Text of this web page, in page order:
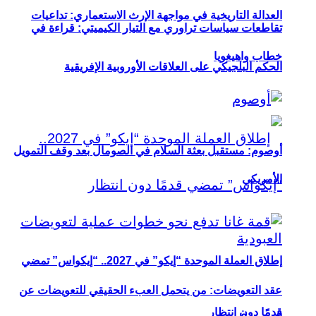
العدالة التاريخية في مواجهة الإرث الاستعماري: تداعيات
الحكم البلجيكي على العلاقات الأوروبية الإفريقية
إطلاق العملة الموحدة “إيكو” في 2027.. “إيكواس” تمضي
قدمًا دون انتظار
تقاطعات سياسات تراوري مع التيار الكيميتي: قراءة في
خطاب واهيغويا
أوصوم: مستقبل بعثة السلام في الصومال بعد وقف التمويل
الأمريكي
عقد التعويضات: من يتحمل العبء الحقيقي للتعويضات عن